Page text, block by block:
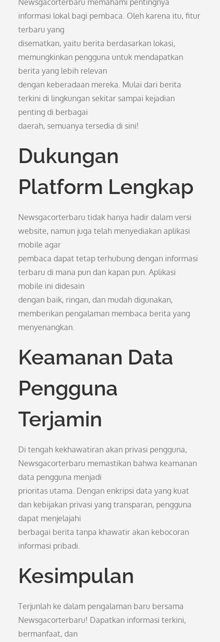
Newsgacorterbaru memahami pentingnya
informasi lokal bagi pembaca. Oleh karena itu, fitur
terbaru yang
disematkan, yaitu berita berdasarkan lokasi,
memungkinkan pengguna untuk mendapatkan
berita yang lebih relevan
dengan keberadaan mereka. Mulai dari berita
terkini di lingkungan sekitar sampai kejadian
penting di berbagai
daerah, semuanya tersedia di sini!
Dukungan
Platform Lengkap
Newsgacorterbaru tidak hanya hadir dalam versi
website, namun juga telah menyediakan aplikasi
mobile agar
pembaca dapat tetap terhubung dengan informasi
terbaru di mana pun dan kapan pun. Aplikasi
mobile ini didesain
dengan baik, ringan, dan mudah digunakan,
memberikan pengalaman membaca berita yang
menyenangkan.
Keamanan Data
Pengguna
Terjamin
Di tengah kekhawatiran akan privasi pengguna,
Newsgacorterbaru memastikan bahwa keamanan
data pengguna menjadi
prioritas utama. Dengan enkripsi data yang kuat
dan kebijakan privasi yang transparan, pengguna
dapat menjelajahi
berbagai berita tanpa khawatir akan kebocoran
informasi pribadi.
Kesimpulan
Terjunlah ke dalam pengalaman baru bersama
Newsgacorterbaru! Dapatkan informasi terkini,
bermanfaat, dan